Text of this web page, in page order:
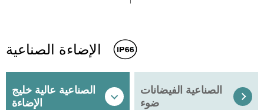
الإضاءة الصناعية
الصناعية عالية خليج
الإضاءة

الصناعية الفيضانات
ضوء
